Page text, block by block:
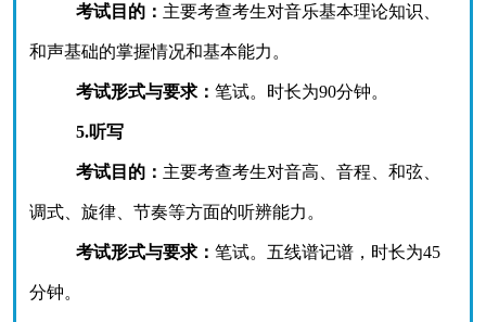
考试目的： 主要考查考生对音乐基本理论知识、
和声基础的掌握情况和基本能力。
考试形式与要求： 笔试。时长为90分钟。
5.听写
考试目的： 主要考查考生对音高、音程、和弦、
调式、旋律、节奏等方面的听辨能力。
考试形式与要求： 笔试。五线谱记谱，时长为45
分钟。